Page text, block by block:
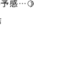
感…🍋